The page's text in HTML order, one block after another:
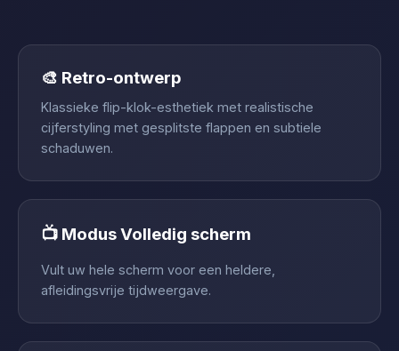
🎨 Retro-ontwerp
Klassieke flip-klok-esthetiek met realistische
cijferstyling met gesplitste flappen en subtiele
schaduwen.
📺 Modus Volledig scherm
Vult uw hele scherm voor een heldere,
afleidingsvrije tijdweergave.